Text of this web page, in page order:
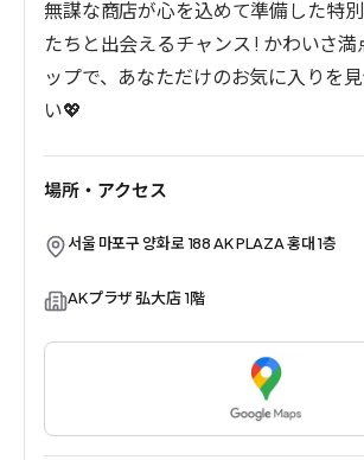
無謀な商店が心を込めて準備した特
たちと出会えるチャンス ! かわいさ満
ップで、あなただけのお気に入りを
い💖
場所・アクセス
서울 마포구 양화로 188 AK PLAZA 홍대 1층
AKプラザ 弘大店 1階